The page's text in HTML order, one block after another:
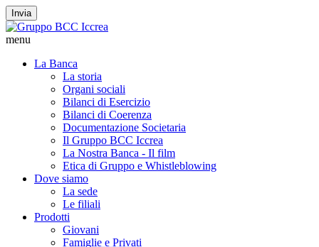
Invia
menu
La Banca
La storia
Organi sociali
Bilanci di Esercizio
Bilanci di Coerenza
Documentazione Societaria
Il Gruppo BCC Iccrea
La Nostra Banca - Il film
Etica di Gruppo e Whistleblowing
Dove siamo
La sede
Le filiali
Prodotti
Giovani
Famiglie e Privati